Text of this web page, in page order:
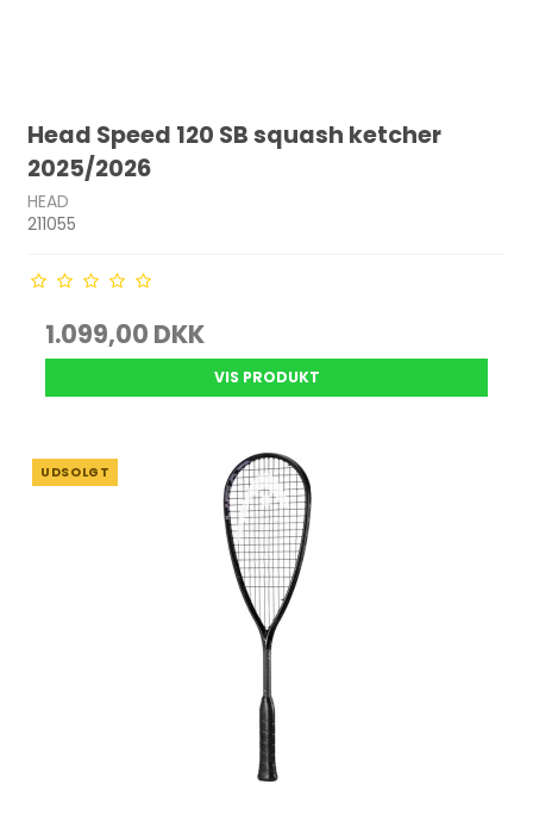
Head Speed 120 SB squash ketcher
2025/2026
HEAD
211055
1.099,00 DKK
VIS PRODUKT
UDSOLGT